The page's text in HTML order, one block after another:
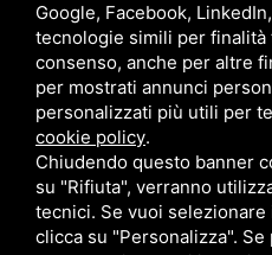
PEC
facebook.com/
instagram.com/
Google, Facebook,
tecnologie simili per
consenso, anche per altre
per mostrati annunci
personalizzati più utili per
cookie policy.
Chiudendo questo banner
su "Rifiuta", verranno
tecnici. Se vuoi
clicca su "Personalizza".